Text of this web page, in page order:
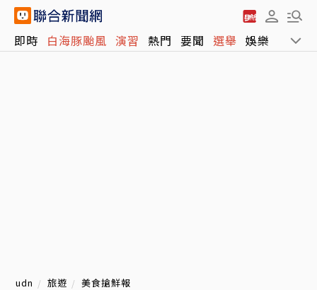
即時 白海豚颱風 演習 熱門 要聞 選舉 娛樂 運動
udn 旅遊 美食搶鮮報